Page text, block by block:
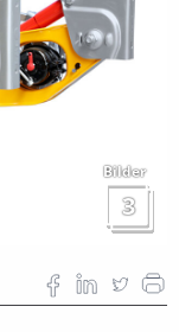
Bilder
3